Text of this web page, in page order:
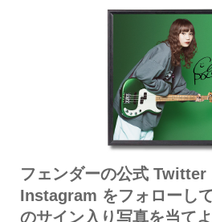
フェンダーの公式 Twitter
Instagram をフォローし
のサイン入り写真を当てよ